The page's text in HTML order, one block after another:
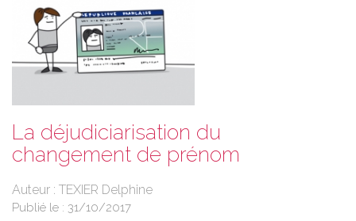
La déjudiciarisation du
changement de prénom
Auteur : TEXIER Delphine
Publié le : 31/10/2017